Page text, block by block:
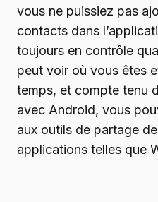
vous ne puissiez pas
contacts dans
toujours en contrôle
peut voir où vous êtes
temps, et compte tenu
avec Android, vous
aux outils de partage
applications telles que